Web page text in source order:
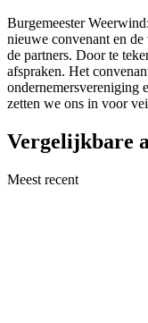
Burgemeester
nieuwe convenant en
de partners. Door te
afspraken. Het
ondernemersvereniging
zetten we ons in voor
Vergelijkbare
Meest recent